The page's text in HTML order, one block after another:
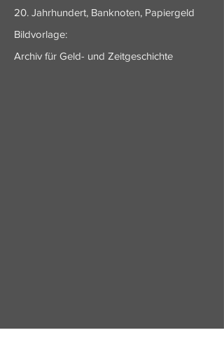
20. Jahrhundert, Banknoten, Papiergeld
Bildvorlage:
Archiv für Geld- und Zeitgeschichte